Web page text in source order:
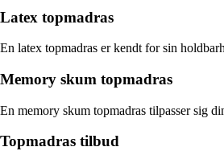
Latex topmadras
En latex topmadras er kendt for sin
Memory skum topmadras
En memory skum topmadras tilpasser sig
Topmadras tilbud